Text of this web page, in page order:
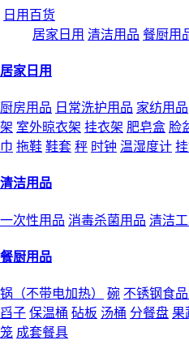
日用百货
居家日用 清洁用品 餐厨用
居家日用
厨房用品 日常洗护用品 家纺用品
架 室外晾衣架 挂衣架 肥皂盒 脸
巾 拖鞋 鞋套 秤 时钟 温湿度计
清洁用品
一次性用品 消毒杀菌用品 清洁
餐厨用品
锅（不带电加热） 碗 不锈钢食
舀子 保温桶 砧板 汤桶 分餐盘 果
笼 成套餐具